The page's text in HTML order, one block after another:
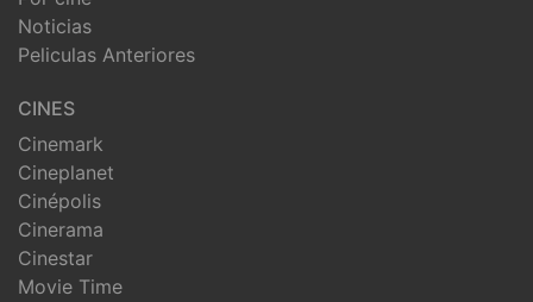
Noticias
Peliculas Anteriores
CINES
Cinemark
Cineplanet
Cinépolis
Cinerama
Cinestar
Movie Time